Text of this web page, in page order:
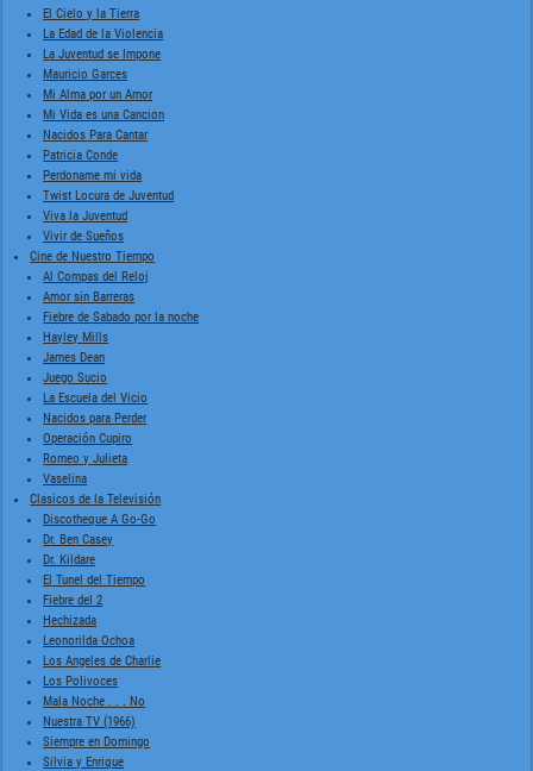
El Cielo y la Tierra
La Edad de la Violencia
La Juventud se Impone
Mauricio Garces
Mi Alma por un Amor
Mi Vida es una Cancion
Nacidos Para Cantar
Patricia Conde
Perdoname mi vida
Twist Locura de Juventud
Viva la Juventud
Vivir de Sueños
Cine de Nuestro Tiempo
Al Compas del Reloj
Amor sin Barreras
Fiebre de Sabado por la noche
Hayley Mills
James Dean
Juego Sucio
La Escuela del Vicio
Nacidos para Perder
Operación Cupiro
Romeo y Julieta
Vaselina
Clasicos de la Televisión
Discotheque A Go-Go
Dr. Ben Casey
Dr. Kildare
El Tunel del Tiempo
Fiebre del 2
Hechizada
Leonorilda Ochoa
Los Angeles de Charlie
Los Polivoces
Mala Noche . . . No
Nuestra TV (1966)
Siempre en Domingo
Silvia y Enrique